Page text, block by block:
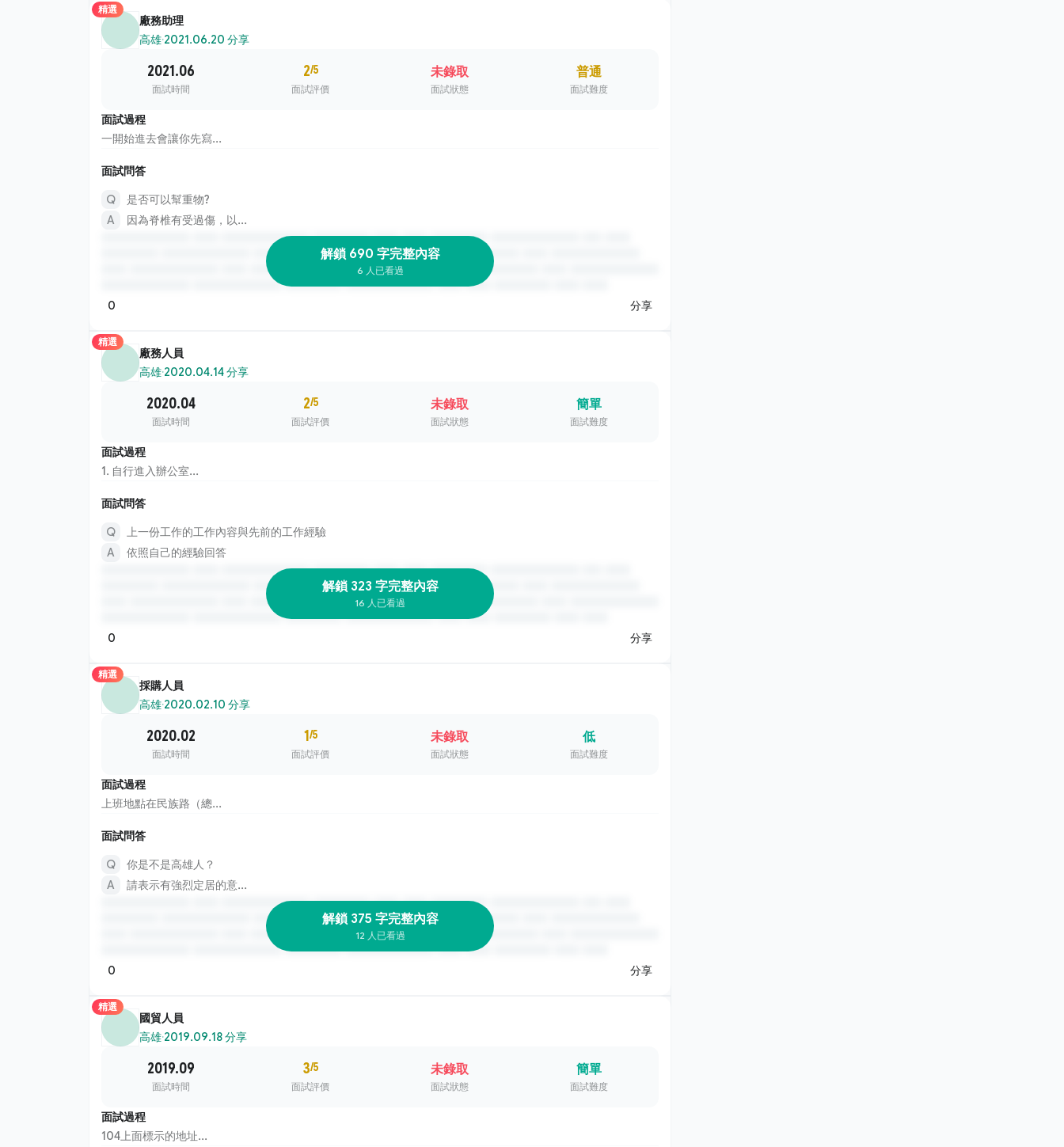
精選
廠務助理
高雄·2021.06.20 分享
2021.06
面試時間
2/5
面試評價
未錄取
面試狀態
普通
面試難度
面試過程
一開始進去會讓你先寫...
面試問答
是否可以幫重物?
因為脊椎有受過傷，以...
解鎖 690 字完整內容
6 人已看過
0 分享
精選
廠務人員
高雄·2020.04.14 分享
2020.04
面試時間
2/5
面試評價
未錄取
面試狀態
簡單
面試難度
面試過程
1. 自行進入辦公室...
面試問答
上一份工作的工作內容與先前的工作經驗
依照自己的經驗回答
解鎖 323 字完整內容
16 人已看過
0 分享
精選
採購人員
高雄·2020.02.10 分享
2020.02
面試時間
1/5
面試評價
未錄取
面試狀態
低
面試難度
面試過程
上班地點在民族路（總...
面試問答
你是不是高雄人？
請表示有強烈定居的意...
解鎖 375 字完整內容
12 人已看過
0 分享
精選
國貿人員
高雄·2019.09.18 分享
2019.09
面試時間
3/5
面試評價
未錄取
面試狀態
簡單
面試難度
面試過程
104上面標示的地址...